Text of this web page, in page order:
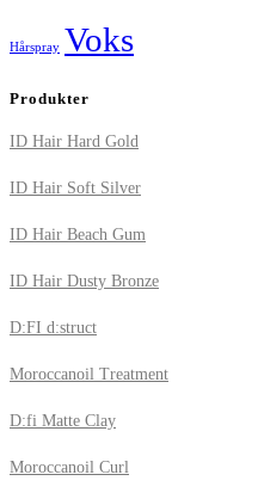
Hårspray Voks
Produkter
ID Hair Hard Gold
ID Hair Soft Silver
ID Hair Beach Gum
ID Hair Dusty Bronze
D:FI d:struct
Moroccanoil Treatment
D:fi Matte Clay
Moroccanoil Curl